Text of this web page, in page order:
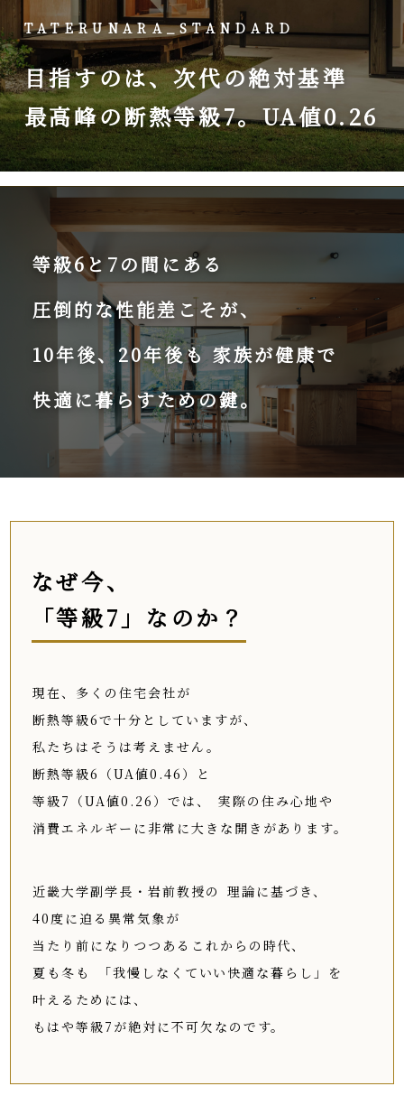
TATERUNARA_STANDARD
目指すのは、次代の絶対基準
最高峰の断熱等級7。UA値0.26
等級6と7の間にある
圧倒的な性能差こそが、
10年後、20年後も 家族が健康で
快適に暮らすための鍵。
なぜ今、
「等級7」なのか？
現在、多くの住宅会社が
断熱等級6で十分としていますが、
私たちはそうは考えません。
断熱等級6（UA値0.46）と
等級7（UA値0.26）では、
実際の住み心地や
消費エネルギーに非常に大きな開きがあります。
近畿大学副学長・岩前教授の
理論に基づき、
40度に迫る異常気象が
当たり前になりつつあるこれからの時代、
夏も冬も
「我慢しなくていい快適な暮らし」を
叶えるためには、
もはや等級7が絶対に不可欠なのです。